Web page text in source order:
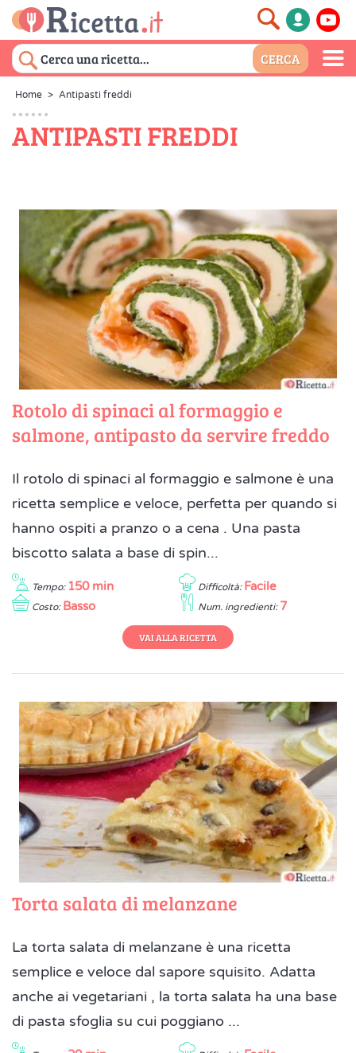
Home > Antipasti freddi
ANTIPASTI FREDDI
Rotolo di spinaci al formaggio e
salmone, antipasto da servire freddo
Il rotolo di spinaci al formaggio e salmone è una
ricetta semplice e veloce, perfetta per quando si
hanno ospiti a pranzo o a cena . Una pasta
biscotto salata a base di spin...
Tempo: 150 min Difficoltà: Facile
Costo: Basso Num. ingredienti: 7
VAI ALLA RICETTA
Torta salata di melanzane
La torta salata di melanzane è una ricetta
semplice e veloce dal sapore squisito. Adatta
anche ai vegetariani , la torta salata ha una base
di pasta sfoglia su cui poggiano ...